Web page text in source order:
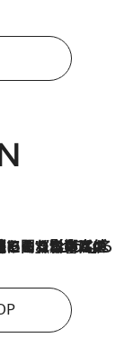
る影響はいつまで続く？《エネルギー専門家に聞く“どうなる日本の暮らし”》